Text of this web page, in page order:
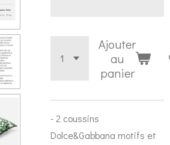
Ajouter
au
panier
- 2 coussins
Dolce&Gabbana motifs et